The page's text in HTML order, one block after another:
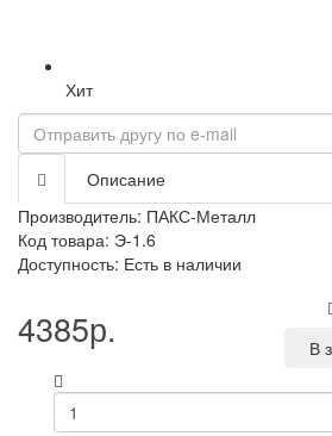
Loading...
Хит
Описание
Производитель: ПАКС-Металл
Код товара: Э-1.6
Доступность: Есть в наличии
4385р.
В